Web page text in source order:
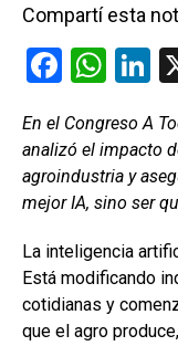
Compartí esta
F
ce
b
o
o
k
W
at
s
A
p
p
Li
dI
n
En el Congreso A
analizó el impacto
agroindustria y
mejor IA, sino ser
La inteligencia
Está modificando
cotidianas y
que el agro